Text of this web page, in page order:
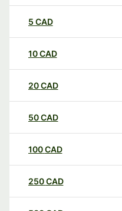
5 CAD
10CAD
20CAD
50CAD
100CAD
250CAD